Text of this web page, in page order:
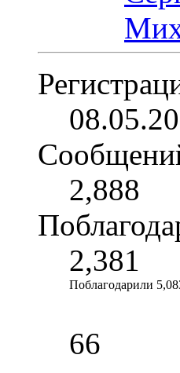
2,888
2,381
Поблагодарили
66